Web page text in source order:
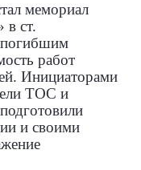
мемориал
в ст.
работ
Инициаторами
ТОС и
и своими